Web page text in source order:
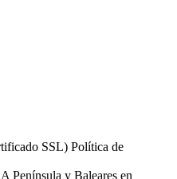
Política de